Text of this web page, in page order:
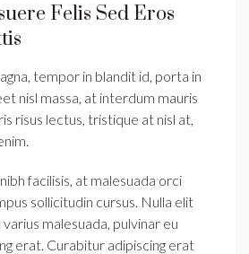
Felis Sed Eros
tempor in blandit id, porta in
nisl massa, at interdum mauris
risus lectus, tristique at nisl at,
facilisis, at malesuada orci
sollicitudin cursus. Nulla elit
malesuada, pulvinar eu
erat. Curabitur adipiscing erat